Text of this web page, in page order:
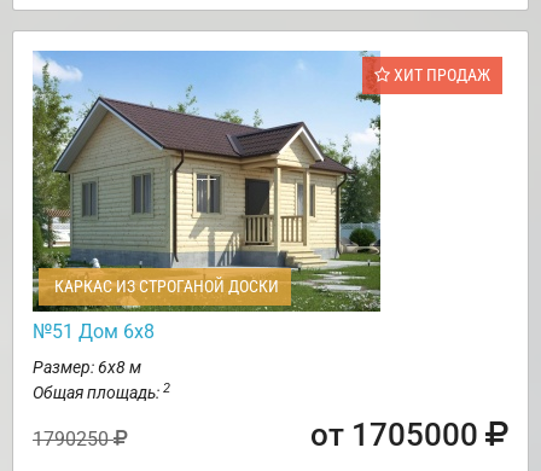
ХИТ ПРОДАЖ
КАРКАС ИЗ СТРОГАНОЙ ДОСКИ
№51 Дом 6х8
Размер: 6х8 м
Общая площадь: 2
1790250 от 1705000